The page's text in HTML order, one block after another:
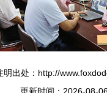
明出处：http://